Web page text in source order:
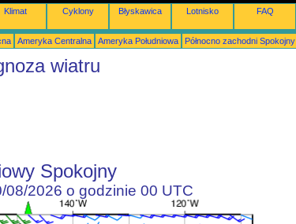
Klimat Cyklony Błyskawica Lotnisko FAQ
Ameryka Centralna Ameryka Południowa Północno zachodni Spokojny
wiatru
Spokojny
08/2026 o godzinie 00 UTC